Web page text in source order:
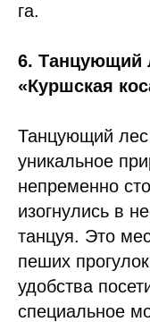
га.
6. Танцующий
«Куршская
Танцующий
уникальное
непременно
изогнулись в
танцуя. Это
пеших
удобства
специальное